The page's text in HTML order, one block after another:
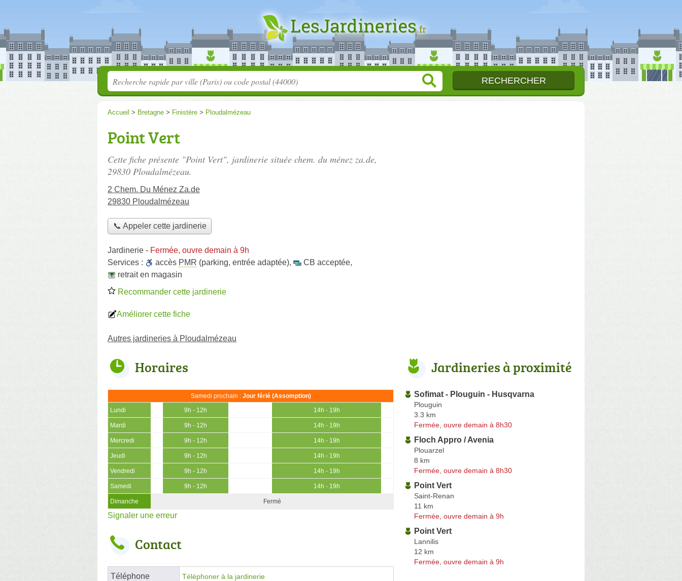
Accueil > Bretagne > Finistère > Ploudalmézeau
Point Vert
Cette fiche présente "Point Vert", jardinerie située chem. du ménez za.de,
29830 Ploudalmézeau.
2 Chem. Du Ménez Za.de
29830 Ploudalmézeau
📞 Appeler cette jardinerie
Jardinerie - Fermée, ouvre demain à 9h
Services :
accès PMR (parking, entrée adaptée), CB acceptée,
retrait en magasin
Recommander cette jardinerie
Améliorer cette fiche
Autres jardineries à Ploudalmézeau
Horaires
Samedi prochain : Jour férié (Assomption)
Lundi 9h - 12h 14h - 19h
Mardi 9h - 12h 14h - 19h
Mercredi 9h - 12h 14h - 19h
Jeudi 9h - 12h 14h - 19h
Vendredi 9h - 12h 14h - 19h
Samedi 9h - 12h 14h - 19h
Dimanche Fermé
Signaler une erreur
Contact
Téléphone Téléphoner à la jardinerie
Jardineries à proximité
Sofimat - Plouguin - Husqvarna
Plouguin
3.3 km
Fermée, ouvre demain à 8h30
Floch Appro / Avenia
Plouarzel
8 km
Fermée, ouvre demain à 8h30
Point Vert
Saint-Renan
11 km
Fermée, ouvre demain à 9h
Point Vert
Lannilis
12 km
Fermée, ouvre demain à 9h